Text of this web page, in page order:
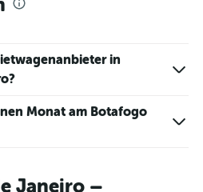
in
Monat am Botafogo
Janeiro –